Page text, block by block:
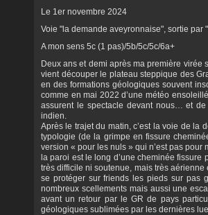
Le 1er novembre 2024
Voie "la demande aveyronnaise", sortie
A mon sens 5c (1 pas)/5b/5c/5c/6a+
Deux ans et demi après ma première virée
vient découper le plateau steppique des
en des formations géologiques souvent
comme en mai 2022 d’une météo
assurent le spectacle devant nous… et
indien.
Après le trajet du matin, c’est la voie de la
typologie (de la grimpe en fissure
version « pour les nuls » qui n’est pas
la paroi est le long d’une cheminée fissure
très difficile ni soutenue, mais très
se protéger sur friends les pieds sur pas
nombreux scellements mais aussi une
avant un retour par le GR de pays
géologiques sublimées par les dernières